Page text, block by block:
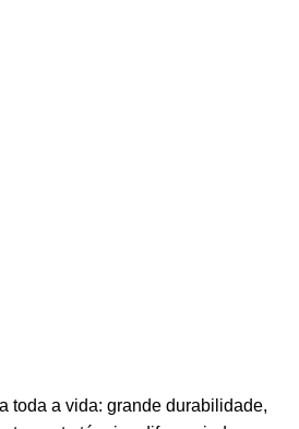
toda a vida: grande durabilidade,